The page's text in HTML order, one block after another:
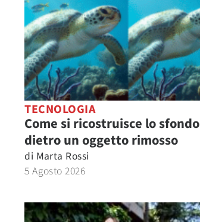
TECNOLOGIA
Come si ricostruisce lo sfondo
dietro un oggetto rimosso
di Marta Rossi
5 Agosto 2026